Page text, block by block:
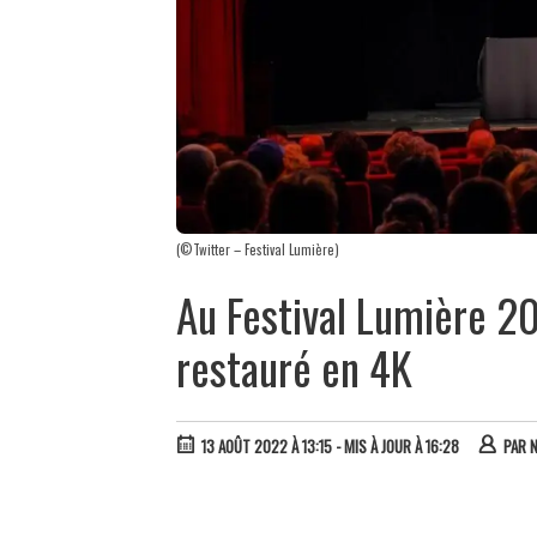
(©Twitter – Festival Lumière)
Au Festival Lumière
restauré en 4K
13 AOÛT 2022 À 13:15 - MIS À JOUR À 16:28 PAR